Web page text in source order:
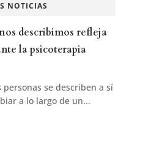
NOTICIAS
describimos refleja
la psicoterapia
personas se describen a sí
a lo largo de un...